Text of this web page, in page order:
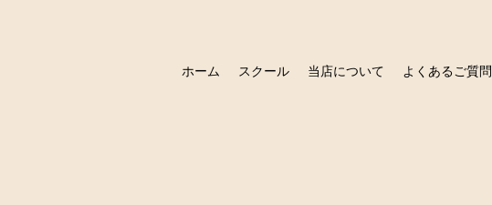
ホーム スクール 当店について よくあるご質問